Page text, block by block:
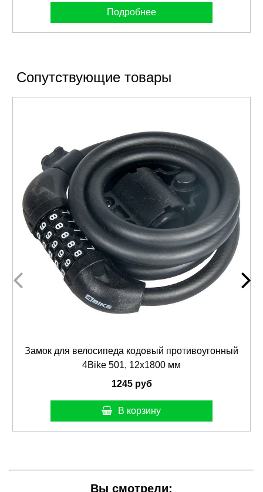
Подробнее
Сопутствующие товары
Замок для велосипеда кодовый противоугонный
4Bike 501, 12x1800 мм
1245 руб
В корзину
Вы смотрели: